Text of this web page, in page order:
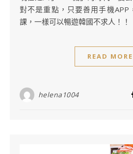
對不是重點，只要善用手機APP
課，一樣可以暢遊韓國不求人！！
READ MORE
helena1004